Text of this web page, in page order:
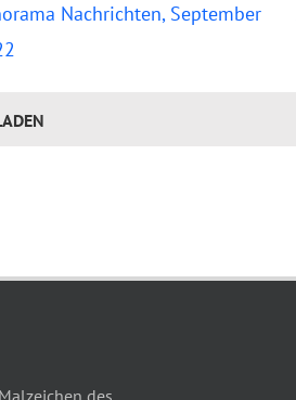
Nachrichten, September